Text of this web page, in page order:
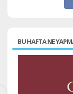
BU HAFTA NE